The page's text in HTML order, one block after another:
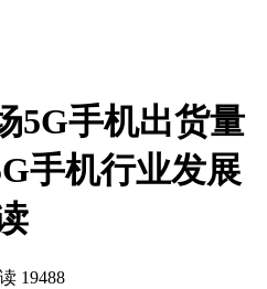
5G手机出货量
手机行业发展
19488